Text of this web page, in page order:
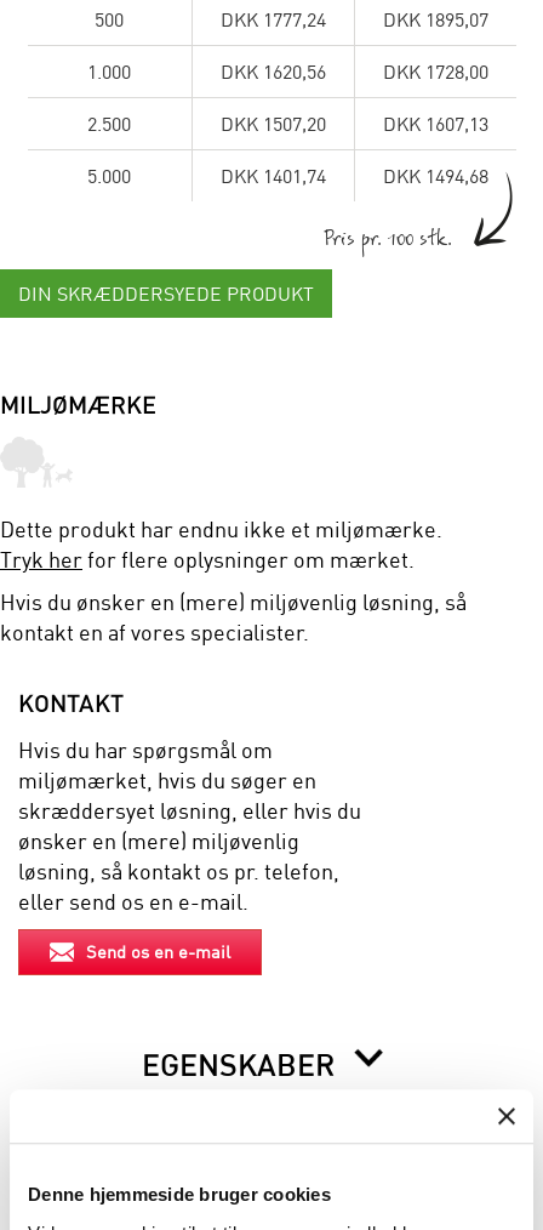
Denne hjemmeside bruger cookies
500 DKK 1777,24 DKK 1895,07
1.000 DKK 1620,56 DKK 1728,00
2.500 DKK 1507,20 DKK 1607,13
5.000 DKK 1401,74 DKK 1494,68
Pris pr. 100 stk.
DIN SKRÆDDERSYEDE PRODUKT
MILJØMÆRKE
Dette produkt har endnu ikke et miljømærke.
Tryk herfor flere oplysninger om mærket.
Hvis du ønsker en (mere) miljøvenlig løsning, så
kontakt en af vores specialister.
KONTAKT
Hvis du har spørgsmål om
miljømærket, hvis du søger en
skræddersyet løsning, eller hvis du
ønsker en (mere) miljøvenlig
løsning, så kontakt os pr. telefon,
eller send os en e-mail.
Send os en e-mail
EGENSKABER
BESKRIVELSE